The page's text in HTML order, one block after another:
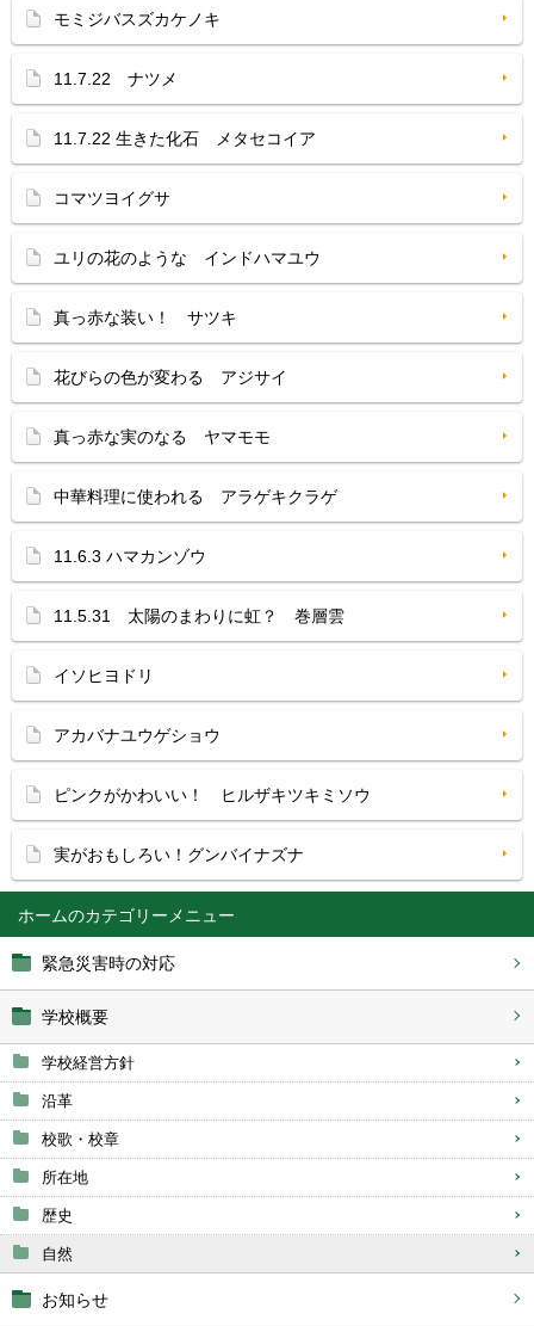
ホーム
緊急災害時の対応
学校概要
学校経営方針
沿革
校歌・校章
所在地
歴史
自然
お知らせ
モミジバスズカケノキ
11.7.22 ナツメ
11.7.22 生きた化石 メタセコイア
コマツヨイグサ
ユリの花のような インドハマユウ
真っ赤な装い！ サツキ
花びらの色が変わる アジサイ
真っ赤な実のなる ヤマモモ
中華料理に使われる アラゲキクラゲ
11.6.3 ハマカンゾウ
11.5.31 太陽のまわりに虹？ 巻層雲
イソヒヨドリ
アカバナユウゲショウ
ピンクがかわいい！ ヒルザキツキミソウ
実がおもしろい！グンバイナズナ